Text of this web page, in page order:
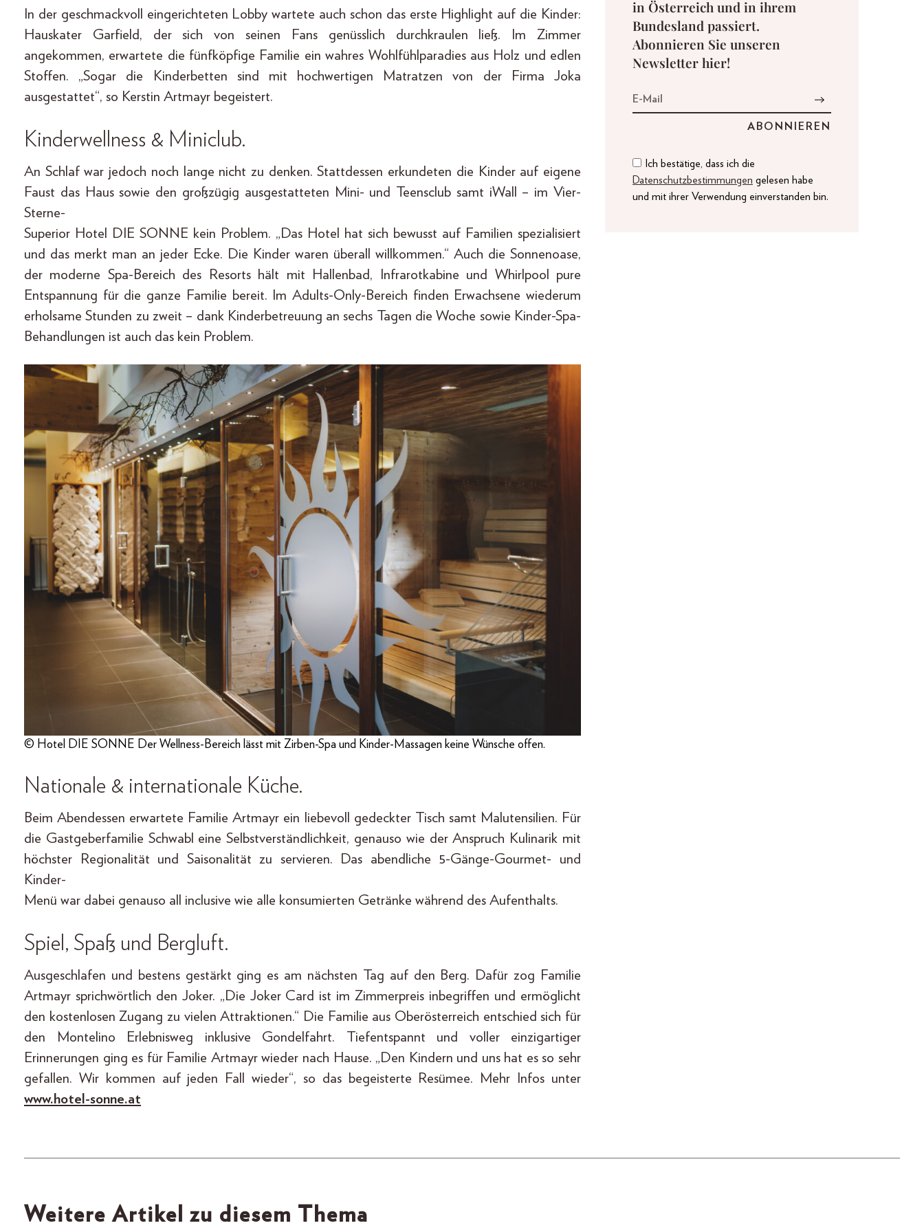
In der geschmackvoll eingerichteten Lobby wartete auch schon das erste Highlight auf die Kinder:
Hauskater Garfield, der sich von seinen Fans genüsslich durchkraulen ließ. Im Zimmer
angekommen, erwartete die fünfköpfige Familie ein wahres Wohlfühlparadies aus Holz und edlen
Stoffen. „Sogar die Kinderbetten sind mit hochwertigen Matratzen von der Firma Joka
ausgestattet“, so Kerstin Artmayr begeistert.
Kinderwellness & Miniclub.
An Schlaf war jedoch noch lange nicht zu denken. Stattdessen erkundeten die Kinder auf eigene
Faust das Haus sowie den großzügig ausgestatteten Mini- und Teensclub samt iWall – im Vier-
Sterne-
Superior Hotel DIE SONNE kein Problem. „Das Hotel hat sich bewusst auf Familien spezialisiert
und das merkt man an jeder Ecke. Die Kinder waren überall willkommen.“ Auch die Sonnenoase,
der moderne Spa-Bereich des Resorts hält mit Hallenbad, Infrarotkabine und Whirlpool pure
Entspannung für die ganze Familie bereit. Im Adults-Only-Bereich finden Erwachsene wiederum
erholsame Stunden zu zweit – dank Kinderbetreuung an sechs Tagen die Woche sowie Kinder-Spa-
Behandlungen ist auch das kein Problem.
© Hotel DIE SONNE Der Wellness-Bereich lässt mit Zirben-Spa und Kinder-Massagen keine Wünsche offen.
Nationale & internationale Küche.
Beim Abendessen erwartete Familie Artmayr ein liebevoll gedeckter Tisch samt Malutensilien. Für
die Gastgeberfamilie Schwabl eine Selbstverständlichkeit, genauso wie der Anspruch Kulinarik mit
höchster Regionalität und Saisonalität zu servieren. Das abendliche 5-Gänge-Gourmet- und
Kinder-
Menü war dabei genauso all inclusive wie alle konsumierten Getränke während des Aufenthalts.
Spiel, Spaß und Bergluft.
Ausgeschlafen und bestens gestärkt ging es am nächsten Tag auf den Berg. Dafür zog Familie
Artmayr sprichwörtlich den Joker. „Die Joker Card ist im Zimmerpreis inbegriffen und ermöglicht
den kostenlosen Zugang zu vielen Attraktionen.“ Die Familie aus Oberösterreich entschied sich für
den Montelino Erlebnisweg inklusive Gondelfahrt. Tiefentspannt und voller einzigartiger
Erinnerungen ging es für Familie Artmayr wieder nach Hause. „Den Kindern und uns hat es so sehr
gefallen. Wir kommen auf jeden Fall wieder“, so das begeisterte Resümee. Mehr Infos unter
www.hotel-sonne.at
in Österreich und in ihrem
Bundesland passiert.
Abonnieren Sie unseren
Newsletter hier!
Ich bestätige, dass ich die
Datenschutzbestimmungen gelesen habe
und mit ihrer Verwendung einverstanden bin.
Weitere Artikel zu diesem Thema